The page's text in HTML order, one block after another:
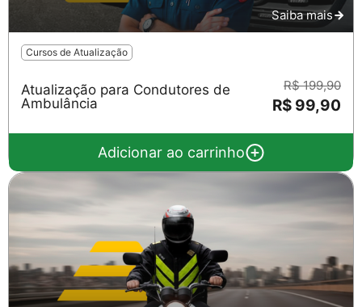
Saiba mais
Cursos de Atualização
Atualização para Condutores de
Ambulância
R$ 199,90
R$ 99,90
Adicionar ao carrinho